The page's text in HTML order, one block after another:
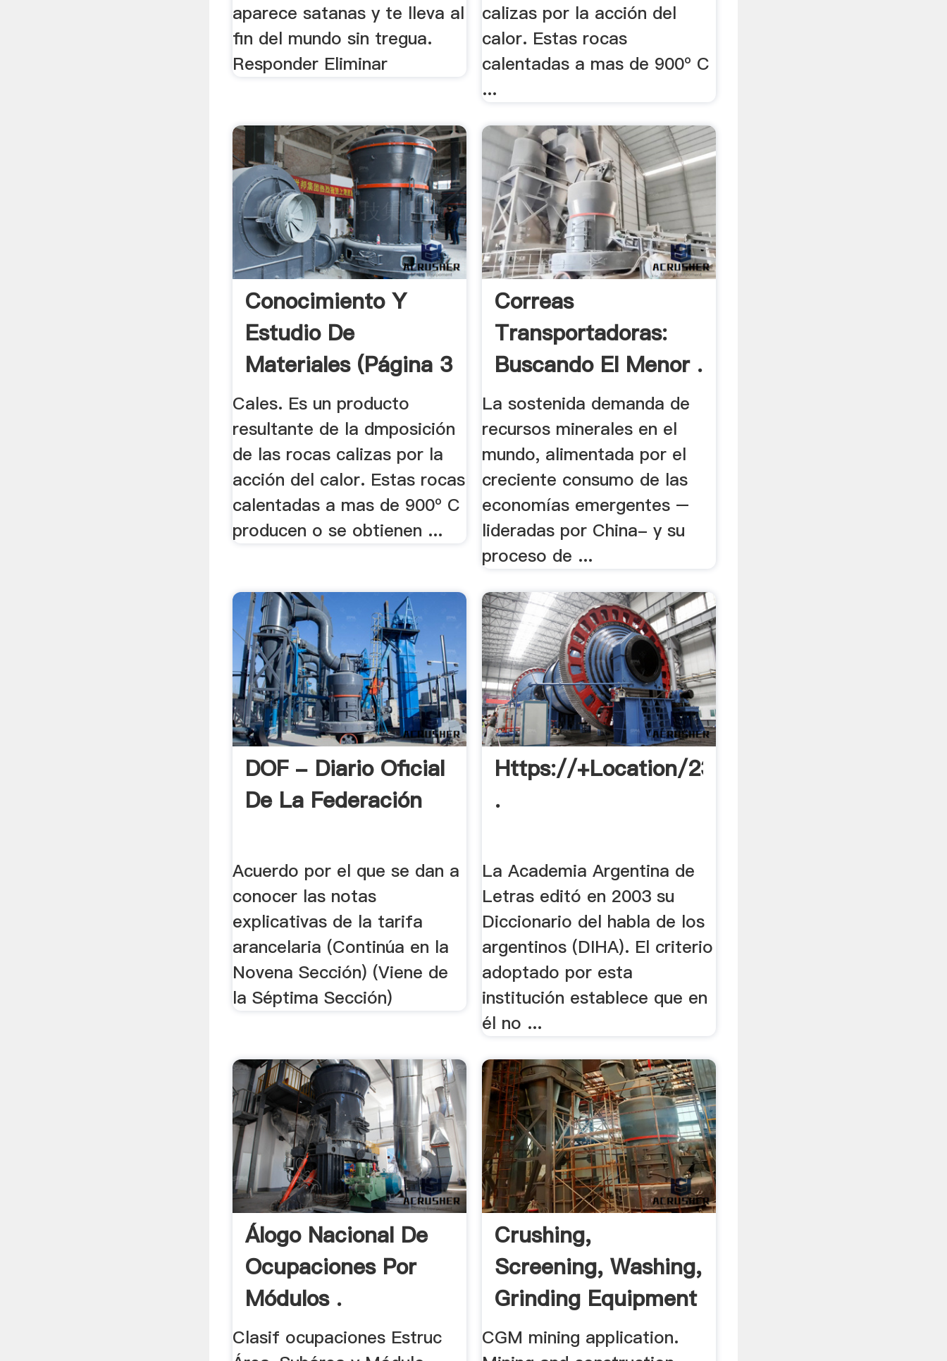
aparece satanas y te lleva al
fin del mundo sin tregua.
Responder Eliminar
calizas por la acción del
calor. Estas rocas
calentadas a mas de 900º C
...
Conocimiento Y
Estudio De
Materiales (página 3
...
Cales. Es un producto
resultante de la dmposición
de las rocas calizas por la
acción del calor. Estas rocas
calentadas a mas de 900º C
producen o se obtienen ...
Correas
Transportadoras:
Buscando El Menor .
La sostenida demanda de
recursos minerales en el
mundo, alimentada por el
creciente consumo de las
economías emergentes –
lideradas por China- y su
proceso de ...
DOF - Diario Oficial
De La Federación
Acuerdo por el que se dan a
conocer las notas
explicativas de la tarifa
arancelaria (Continúa en la
Novena Sección) (Viene de
la Séptima Sección)
Https://+Location/23.322081,
.
La Academia Argentina de
Letras editó en 2003 su
Diccionario del habla de los
argentinos (DIHA). El criterio
adoptado por esta
institución establece que en
él no ...
Álogo Nacional De
Ocupaciones Por
Módulos .
Clasif ocupaciones Estruc
Crushing,
Screening, Washing,
Grinding Equipment
.
CGM mining application.